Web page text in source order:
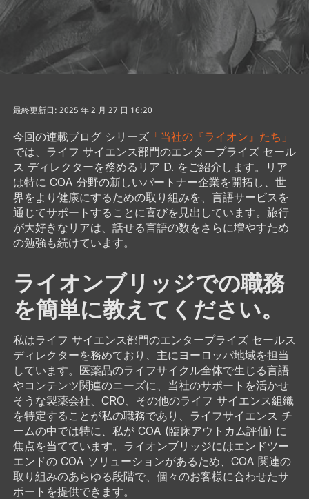
最終更新日: 2025 年 2 月 27 日 16:20
今回の連載ブログ シリーズ「当社の『ライオン』たち」
では、ライフ サイエンス部門のエンタープライズ セール
ス ディレクターを務めるリア D. をご紹介します。リア
は特に COA 分野の新しいパートナー企業を開拓し、世
界をより健康にするための取り組みを、言語サービスを
通じてサポートすることに喜びを見出しています。旅行
が大好きなリアは、話せる言語の数をさらに増やすため
の勉強も続けています。
ライオンブリッジでの職務
を簡単に教えてください。
私はライフ サイエンス部門のエンタープライズ セールス
ディレクターを務めており、主にヨーロッパ地域を担当
しています。医薬品のライフサイクル全体で生じる言語
やコンテンツ関連のニーズに、当社のサポートを活かせ
そうな製薬会社、CRO、その他のライフ サイエンス組織
を特定することが私の職務であり、ライフサイエンス チ
ームの中では特に、私が COA (臨床アウトカム評価) に
焦点を当てています。ライオンブリッジにはエンドツー
エンドの COA ソリューションがあるため、COA 関連の
取り組みのあらゆる段階で、個々のお客様に合わせたサ
ポートを提供できます。